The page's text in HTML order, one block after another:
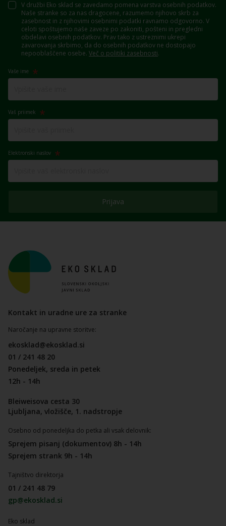
V družbi Eko sklad se zavedamo pomena varstva osebnih podatkov.
Naše stranke so za nas dragocene, razumemo njihovo skrb za
zasebnost in z njihovimi osebnimi podatki ravnamo odgovorno. V
celoti spoštujemo naše zaveze po zakoniti, pošteni in pregledni
obdelavi osebnih podatkov. Prav tako z ustreznimi ukrepi
zavarovanja skrbimo, da do osebnih podatkov ne dostopajo
nepooblaščene osebe. Več o politiki zasebnosti.
Vaše ime
Vaš priimek
Elektronski naslov
Prijava
Kontakt in uradne ure za stranke
Naročanje na upravne storitve:
ekosklad@ekosklad.si
01 / 241 48 20
Ponedeljek, sreda in petek
12h - 14h
Bleiweisova cesta 30
Ljubljana, vložišče, 1. nadstropje
Osebno od ponedeljka do petka ali vsak delovnik:
Sprejem pisanj (dokumentov) 8h - 14h
Sprejem strank 9h - 14h
Tajništvo direktorja
01 / 241 48 79
gp@ekosklad.si
Eko sklad